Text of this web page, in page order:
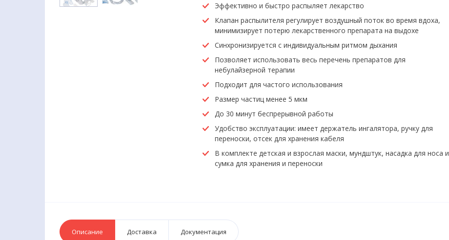
Эффективно и быстро распыляет лекарство
Клапан распылителя регулирует воздушный поток во время вдоха,
минимизирует потерю лекарственного препарата на выдохе
Синхронизируется с индивидуальным ритмом дыхания
Позволяет использовать весь перечень препаратов для
небулайзерной терапии
Подходит для частого использования
Размер частиц менее 5 мкм
До 30 минут беспрерывной работы
Удобство эксплуатации: имеет держатель ингалятора, ручку для
переноски, отсек для хранения кабеля
В комплекте детская и взрослая маски, мундштук, насадка для носа и
сумка для хранения и переноски
Описание Доставка Документация